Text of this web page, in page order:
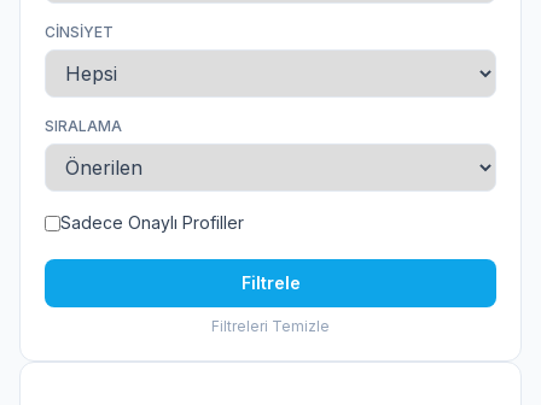
CINSIYET
SIRALAMA
Sadece Onaylı Profiller
Filtrele
Filtreleri Temizle